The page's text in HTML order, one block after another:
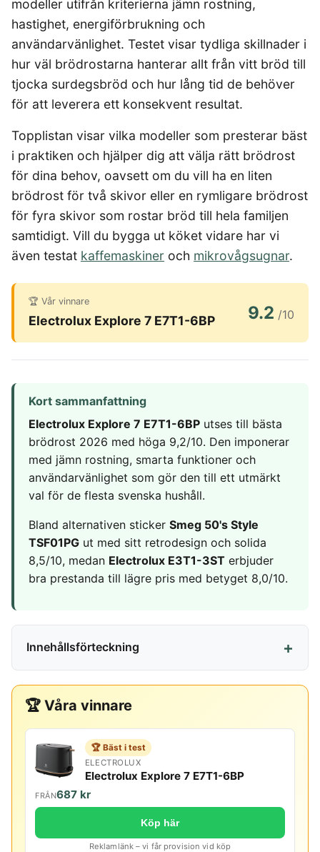
Badtunna
HUSHÅLLSAPPARATER
Robotdammsugare
Skaftdammsugare
Steamer
KÖK
Airfryer
Brödrost
Dubbel
Elektrisk
Pizzaugn
Elvisp
Gjutjärnsgryta
Glassmaskin
Kaffebryggare
Kaffemaskin
Kockkniv
Köksassistent
Liten airfryer
Gasol
Skärbräda
Smashjärn
Stekbord
Stekpanna
LIVSMEDEL
Frysta hamburgare
Dubbelsäng
Kudde
VITVAROR
Tvättmaskin
ÖVERVAKNING
Hemlarm
Övervakningssystem
Ergonomisk
Kontorsstol
Ergonomisk
Ståmatta
Höj och
skrivbord
Luftkylare
Luftrenare
Luftvärmepump
GAMING
Gaming Dator
Gaming Headset
Gaming hörlursställ
Gaming Laptop
Gaming Skärm
Gaming Tangentbord
Gamingbord
Gamingmus
Gamingstol
Trådlösa Gaming Hörlurar
VR Headset
LJUD & BILD
Bluetooth högtalare
Boombox
Liten bluetooth högtalare
On ear hörlurar
Partyhögtalare
Soundbar
Subwoofer
TV 55 tum
TV
MOBIL & TILLBEHÖR
Satellittelefon
FÖRSÄKRINGAR
Hundförsäkring
MEDIA & TELEKOM
Bredband
Mobilt bredband
TV Abonnemang
Rakapparat
Rödljusterapi
Skäggtrimmer
Progressiva linser
KOSTTILLSKOTT
Ashwagandha
Berberine
C vitamin
Kollagen
Kosttillskott klimakteriet
Kreatin
NAD
NMN
Omega 3
Probiotika
Proteinpulver
Shilajit
MASSAGE & VÄLBEFINNANDE
Massagestol
4-manna tält
5-manna tält
6-manna tält
Abborrespö
Familjetält
Jaktkängor
Regnställ vandring
Pop-up tält
Taktält
Tält
Tält budget
Vandringsbyxor
Vandringskängor
dam
herr
dam
Golfklocka
Golfset
Träningsklocka dam
Bilbarnstol
Cykelhjälm barn
GPS Klocka barn
UTELEK & AKTIVITETER
Berg studsmatta
Lekstuga
Liten studsmatta
Nedgrävd studsmatta
Oval studsmatta
Rektangulär studsmatta
Stor studsmatta
Studsmatta
Sommardäck
Konsumentvägledning
modeller utifrån kriterierna jämn rostning,
hastighet, energiförbrukning och
användarvänlighet. Testet visar tydliga skillnader i
hur väl brödrostarna hanterar allt från vitt bröd till
tjocka surdegsbröd och hur lång tid de behöver
för att leverera ett konsekvent resultat.
Topplistan visar vilka modeller som presterar bäst
i praktiken och hjälper dig att välja rätt brödrost
för dina behov, oavsett om du vill ha en liten
brödrost för två skivor eller en rymligare brödrost
för fyra skivor som rostar bröd till hela familjen
samtidigt. Vill du bygga ut köket vidare har vi
även testat kaffemaskiner och mikrovågsugnar.
🏆 Vår vinnare
Electrolux Explore 7 E7T1-6BP 9.2 /10
Kort sammanfattning
Electrolux Explore 7 E7T1-6BP utses till bästa
brödrost 2026 med höga 9,2/10. Den imponerar
med jämn rostning, smarta funktioner och
användarvänlighet som gör den till ett utmärkt
val för de flesta svenska hushåll.
Bland alternativen sticker Smeg 50's Style
TSF01PG ut med sitt retrodesign och solida
8,5/10, medan Electrolux E3T1-3ST erbjuder
bra prestanda till lägre pris med betyget 8,0/10.
Innehållsförteckning
🏆 Våra vinnare
🏆 Bäst i test
ELECTROLUX
Electrolux Explore 7 E7T1-6BP
FRÅN687 kr
Köp här
Reklamlänk – vi får provision vid köp